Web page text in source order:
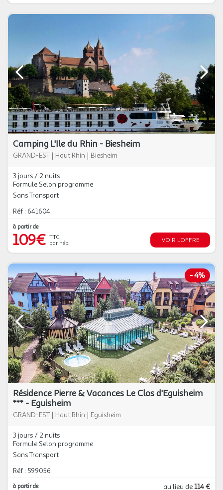
Camping L'Ile du Rhin - Biesheim
GRAND-EST | Haut Rhin | Biesheim
3 jours / 2 nuits
Formule Selon programme
Sans Transport
Réf : 641604
à partir de
109€ TTC
par héb.
VOIR L'OFFRE
-4%
Résidence Pierre & Vacances Le Clos d'Eguisheim
*** - Eguisheim
GRAND-EST | Haut Rhin | Eguisheim
3 jours / 2 nuits
Formule Selon programme
Sans Transport
Réf : 599056
à partir de au lieu de114 €